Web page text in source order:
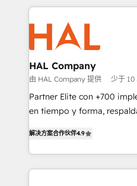
onboarding and
& marketing automation,
extensive experience
and manufacturers since
empowering our clients
autonomy. Get to grips
guided implementation
the CRM platform into
marketing strategy? We'll
to your needs and sales
HAL Company
由 HAL Company 提供 少于 10
Partner Elite con +700
en tiempo y forma,
Certified Trainers
Acompañamos a las
crecimiento integrando
解决方案合作伙伴4.9